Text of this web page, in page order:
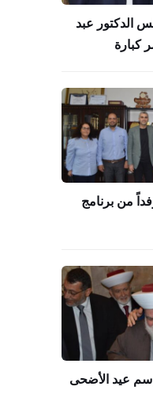
الدكتور عبد
كبارة
من برنامج
عيد الأضحى